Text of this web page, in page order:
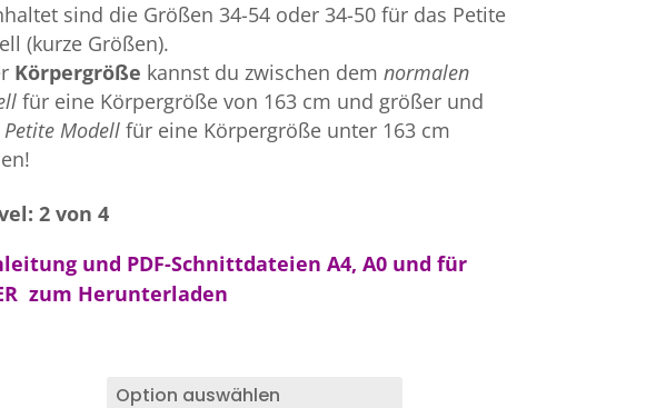
sind die Größen 34-54 oder 34-50 für das Petite
(kurze Größen).
Körpergröße kannst du zwischen dem normalen
für eine Körpergröße von 163 cm und größer und
Petite Modell für eine Körpergröße unter 163 cm
2 von 4
und PDF-Schnittdateien A4, A0 und für
zum Herunterladen